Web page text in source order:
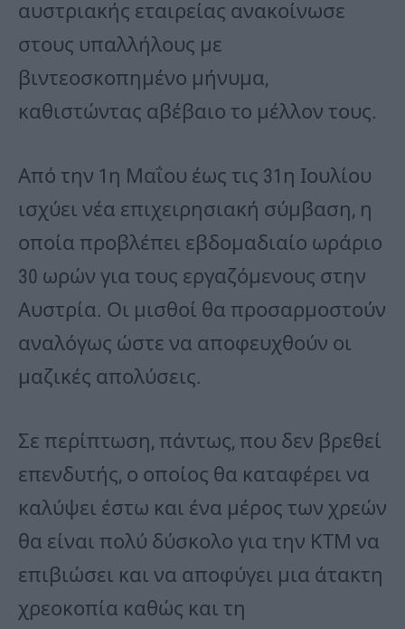
αυστριακής εταιρείας ανακοίνωσε
στους υπαλλήλους με
βιντεοσκοπημένο μήνυμα,
καθιστώντας αβέβαιο το μέλλον τους.
Από την 1η Μαΐου έως τις 31η Ιουλίου
ισχύει νέα επιχειρησιακή σύμβαση, η
οποία προβλέπει εβδομαδιαίο ωράριο
30 ωρών για τους εργαζόμενους στην
Αυστρία. Οι μισθοί θα προσαρμοστούν
αναλόγως ώστε να αποφευχθούν οι
μαζικές απολύσεις.
Σε περίπτωση, πάντως, που δεν βρεθεί
επενδυτής, ο οποίος θα καταφέρει να
καλύψει έστω και ένα μέρος των χρεών
θα είναι πολύ δύσκολο για την ΚΤΜ να
επιβιώσει και να αποφύγει μια άτακτη
χρεοκοπία καθώς και τη